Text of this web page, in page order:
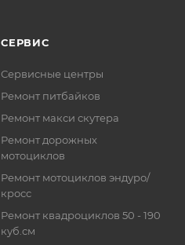
СЕРВИС
Сервисные центры
Ремонт питбайков
Ремонт макси скутера
Ремонт дорожных
мотоциклов
Ремонт мотоциклов эндуро/
кросс
Ремонт квадроциклов 50 - 190
куб.см